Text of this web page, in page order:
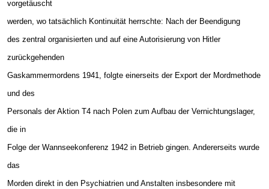
vorgetäuscht
werden, wo tatsächlich Kontinuität herrschte: Nach der Beendigung
des zentral organisierten und auf eine Autorisierung von Hitler
zurückgehenden
Gaskammermordens 1941, folgte einerseits der Export der Mordmethode
und des
Personals der Aktion T4 nach Polen zum Aufbau der Vernichtungslager,
die in
Folge der Wannseekonferenz 1942 in Betrieb gingen. Andererseits wurde
das
Morden direkt in den Psychiatrien und Anstalten insbesondere mit